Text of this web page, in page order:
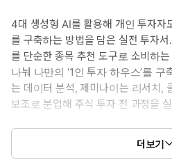
4대 생성형 AI를 활용해 개인 투자자
를 구축하는 방법을 담은 실전 투자
를 단순한 종목 추천 도구로 소비하
나눠 나만의 ‘1인 투자 하우스’를
는 데이터 분석, 제미나이는 리서치,
보조로 분업해 주식 투자 전 과정을
클로드 인 크롬과 클로드 코워크로
서치 기능으로 수백 건의 자료를 교
더보기